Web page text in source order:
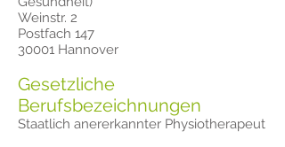
Weinstr. 2
Postfach 147
30001 Hannover
Gesetzliche
Berufsbezeichnungen
Staatlich anererkannter Physiotherapeut